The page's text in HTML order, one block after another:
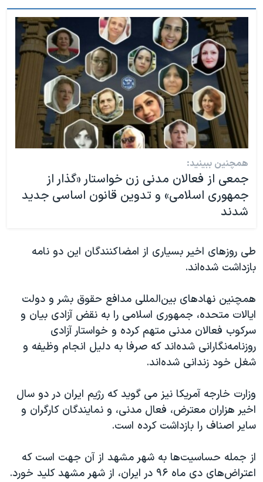
همچنین ببینید:
جمعی از فعالان مدنی زن خواستار «گذار از
جمهوری اسلامی» و تدوین قانون اساسی جدید
شدند
طی روزهای اخیر بسیاری از امضاکنندگان این دو نامه
بازداشت شده‌اند.
همچنین نهادهای بین‌المللی مدافع حقوق بشر و دولت
ایالات متحده، جمهوری اسلامی را به نقض آزادی بیان و
سرکوب فعالان مدنی متهم کرده و خواستار آزادی
روزنامه‌نگارانی شده‌اند که صرفا به دلیل انجام وظیفه و
شغل خود زندانی شده‌اند.
وزارت خارجه آمریکا نیز می گوید که رژیم ایران در دو سال
اخیر هزاران معترض، فعال مدنی، و نمایندگان کارگران و
سایر اصناف را بازداشت کرده است.
از جمله حساسیت‌ها به شهر مشهد از آن جهت است که
اعتراض‌های دی ماه ۹۶ در ایران، از شهر مشهد کلید خورد.